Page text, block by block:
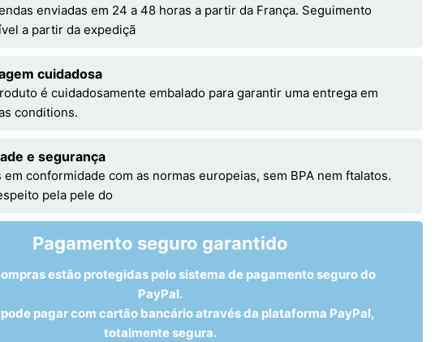
enviadas em 24 a 48 horas a partir da França. Seguimento
a partir da expediçã
cuidadosa
é cuidadosamente embalado para garantir uma entrega em
conditions.
e segurança
conformidade com as normas europeias, sem BPA nem ftalatos.
pela pele do
Pagamento seguro garantido
estão protegidas pelo sistema de pagamento seguro do
PayPal.
pagar com cartão bancário através da plataforma PayPal,
totalmente segura.